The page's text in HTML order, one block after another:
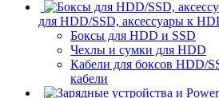
для HDD/SSD, аксессуары к
Боксы для HDD и SSD
Чехлы и сумки для HDD
Кабели для боксов HDD/
кабели